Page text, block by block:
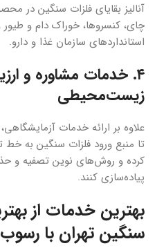
آنالیز بقایای فلزات سنگین در
چای، کنسروها، خوراک دام و
استانداردهای سازمان غذا و دارو.
۴. خدمات مشاوره و
زیست‌محیطی
علاوه بر ارائه خدمات
تا منبع ورود فلزات سنگین به خط
کرده و روش‌های نوین تصفیه و
پیاده‌سازی کنند.
بهترین خدمات از
سنگین تهران با